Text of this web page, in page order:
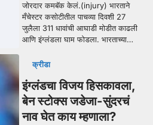
जोरदार कमबॅक केलं.(injury) भारताने
मँचेस्टर कसोटीतील पाचव्या दिवशी 27
जुलैला 311 धावांची आघाडी मोडीत काढली
आणि इंग्लंडला घाम फोडला. भारताच्या…
क्रीडा
इंग्लंडचा विजय हिसकावला,
बेन स्टोक्स जडेजा-सुंदरचं
नाव घेत काय म्हणाला?